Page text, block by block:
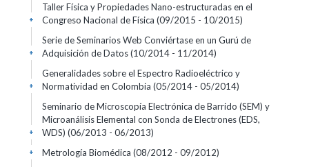
Taller Física y Propiedades Nano-estructuradas en el
Congreso Nacional de Física (09/2015 - 10/2015)
+
Serie de Seminarios Web Conviértase en un Gurú de
Adquisición de Datos(10/2014 - 11/2014)
+
Generalidades sobre el Espectro Radioeléctrico y
Normatividad en Colombia (05/2014 - 05/2014)
+
Seminario de Microscopía Electrónica de Barrido (SEM) y
Microanálisis Elemental con Sonda de Electrones (EDS,
WDS) (06/2013 - 06/2013)
+
Metrología Biomédica (08/2012 - 09/2012)
+